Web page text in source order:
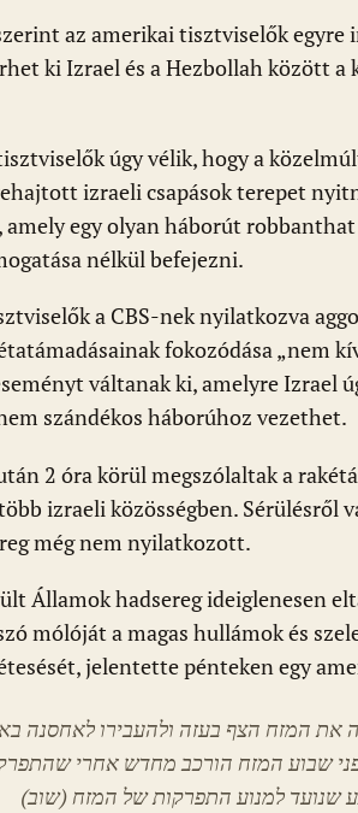
az amerikai tisztviselők egyre
ki Izrael és a Hezbollah között a
úgy vélik, hogy a
izraeli csapások terepet
egy olyan háborút
nélkül befejezni.
a CBS-nek nyilatkozva
fokozódása „nem
váltanak ki, amelyre Izrael
szándékos háborúhoz vezethet.
2 óra körül megszólaltak a
izraeli közösségben. Sérülésről
még nem nyilatkozott.
Államok hadsereg ideiglenesen
mólóját a magas hullámok és
jelentette pénteken egy
את המזח הצף בעזה ולהעבירו לאחסנה
שבוע המזח הורכב מחדש אחרי